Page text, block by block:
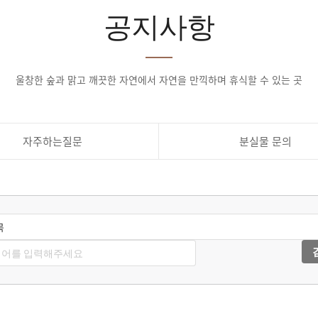
공지사항
울창한 숲과 맑고 깨끗한 자연에서 자연을 만끽하며 휴식할 수 있는 곳
자주하는질문 분실물 문의